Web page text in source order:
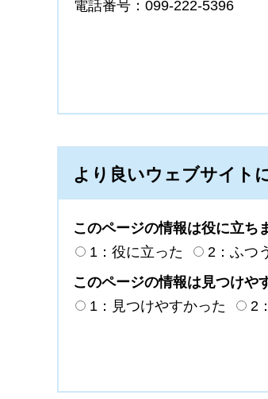
電話番号：099-222-5396
より良いウェブサイト
このページの情報は役に立ち
1：役に立った
2：ふつ
このページの情報は見つけや
1：見つけやすかった
2